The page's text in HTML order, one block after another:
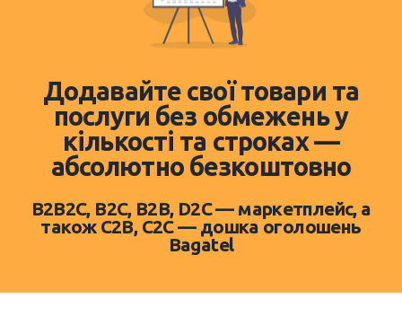
Додавайте свої товари та
послуги без обмежень у
кількості та строках —
абсолютно безкоштовно
B2B2C, B2C, B2B, D2C — маркетплейс, а
також C2B, C2C — дошка оголошень
Bagatel